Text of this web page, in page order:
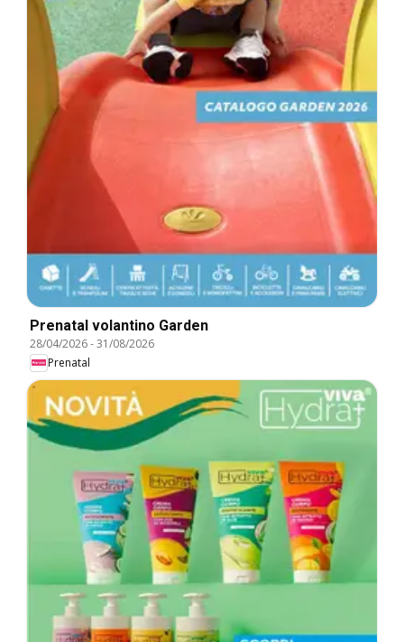
Prenatal volantino Garden
28/04/2026-31/08/2026
Prenatal